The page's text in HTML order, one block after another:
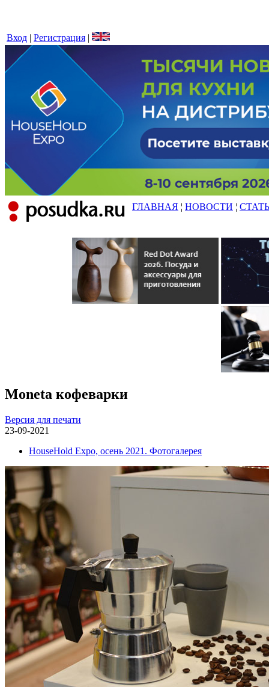
Вход | Регистрация |
ГЛАВНАЯ ¦ НОВОСТИ ¦
Moneta кофеварки
Версия для печати
23-09-2021
HouseHold Expo, осень 2021. Фотогалерея